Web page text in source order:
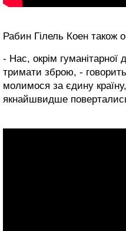
Рабин Гілель Коен також
- Нас, окрім гуманітарної
тримати зброю, -
молимося за єдину
якнайшвидше